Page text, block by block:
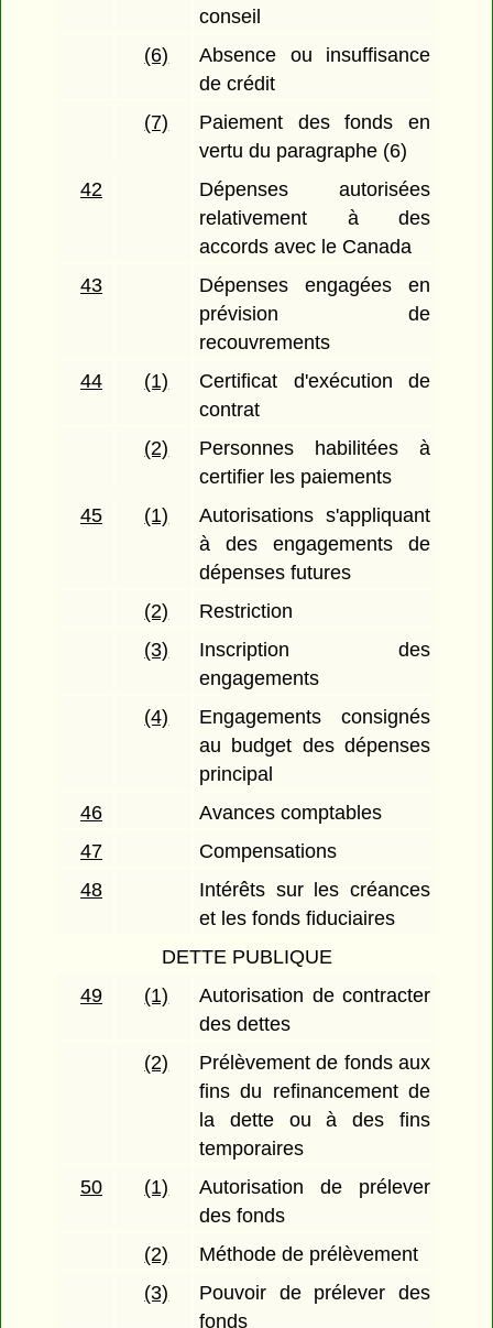
conseil
(6)
Absence ou insuffisance
de crédit
(7)
Paiement des fonds en
vertu du paragraphe (6)
42
Dépenses autorisées
relativement à des
accords avec le Canada
43
Dépenses engagées en
prévision de
recouvrements
44
(1)
Certificat d'exécution de
contrat
(2)
Personnes habilitées à
certifier les paiements
45
(1)
Autorisations s'appliquant
à des engagements de
dépenses futures
(2)
Restriction
(3)
Inscription des
engagements
(4)
Engagements consignés
au budget des dépenses
principal
46
Avances comptables
47
Compensations
48
Intérêts sur les créances
et les fonds fiduciaires
DETTE PUBLIQUE
49
(1)
Autorisation de contracter
des dettes
(2)
Prélèvement de fonds aux
fins du refinancement de
la dette ou à des fins
temporaires
50
(1)
Autorisation de prélever
des fonds
(2)
Méthode de prélèvement
(3)
Pouvoir de prélever des
fonds